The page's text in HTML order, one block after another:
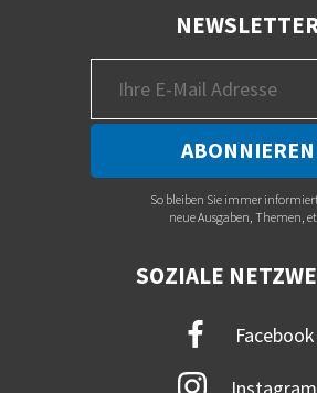
So bleiben Sie immer
neue Ausgaben, Themen,
SOZIALE
Facebook
Instagram